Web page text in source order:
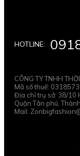
HOTLINE:
CÔNG TY TNHH
Mã số thuế:
Địa chỉ trụ sở: 38/10
Quận Tân phú,
Mail: